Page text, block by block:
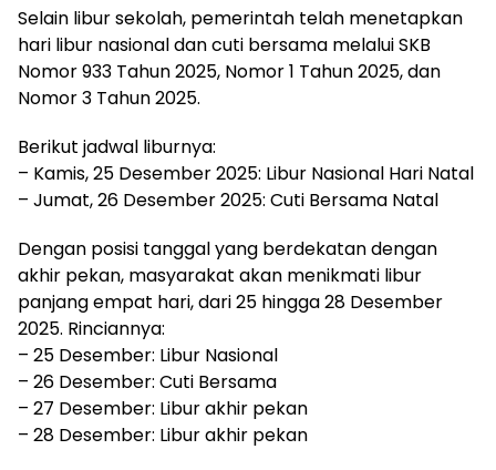
Selain libur sekolah, pemerintah telah menetapkan
hari libur nasional dan cuti bersama melalui SKB
Nomor 933 Tahun 2025, Nomor 1 Tahun 2025, dan
Nomor 3 Tahun 2025.
Berikut jadwal liburnya:
– Kamis, 25 Desember 2025: Libur Nasional Hari Natal
– Jumat, 26 Desember 2025: Cuti Bersama Natal
Dengan posisi tanggal yang berdekatan dengan
akhir pekan, masyarakat akan menikmati libur
panjang empat hari, dari 25 hingga 28 Desember
2025. Rinciannya:
– 25 Desember: Libur Nasional
– 26 Desember: Cuti Bersama
– 27 Desember: Libur akhir pekan
– 28 Desember: Libur akhir pekan